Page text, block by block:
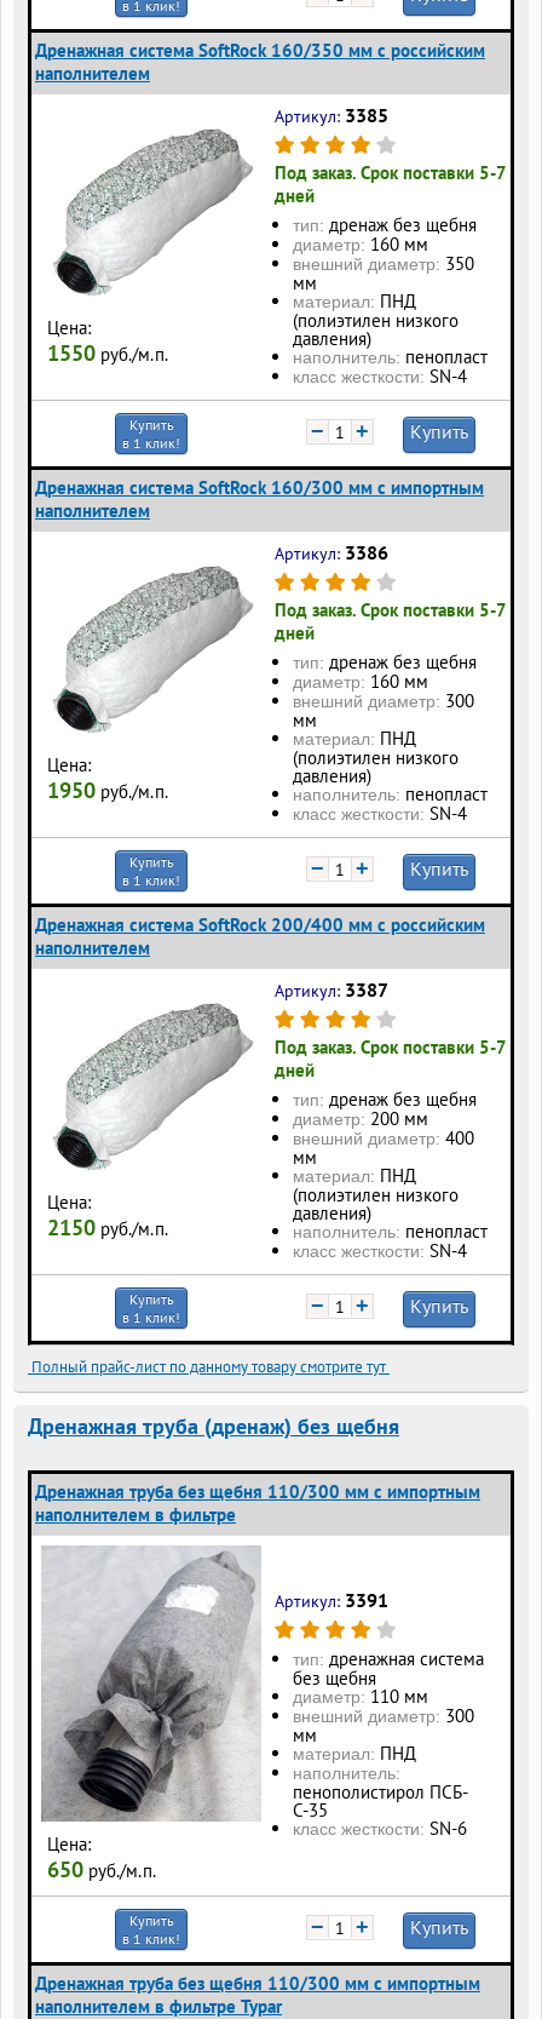
в 1 клик!
Дренажная система SoftRock 160/350 мм c российским
наполнителем
Цена:
1550 руб./м.п.
Артикул: 3385
Под заказ. Срок поставки 5-7
дней
тип: дренаж без щебня
диаметр: 160 мм
внешний диаметр: 350
мм
материал: ПНД
(полиэтилен низкого
давления)
наполнитель: пенопласт
класс жесткости: SN-4
Купить
в 1 клик!
− + Купить
Дренажная система SoftRock 160/300 мм c импортным
наполнителем
Цена:
1950 руб./м.п.
Артикул: 3386
Под заказ. Срок поставки 5-7
дней
тип: дренаж без щебня
диаметр: 160 мм
внешний диаметр: 300
мм
материал: ПНД
(полиэтилен низкого
давления)
наполнитель: пенопласт
класс жесткости: SN-4
Купить
в 1 клик!
− + Купить
Дренажная система SoftRock 200/400 мм c российским
наполнителем
Цена:
2150 руб./м.п.
Артикул: 3387
Под заказ. Срок поставки 5-7
дней
тип: дренаж без щебня
диаметр: 200 мм
внешний диаметр: 400
мм
материал: ПНД
(полиэтилен низкого
давления)
наполнитель: пенопласт
класс жесткости: SN-4
Купить
в 1 клик!
− + Купить
Полный прайс-лист по данному товару смотрите тут
Дренажная труба (дренаж) без щебня
Дренажная труба без щебня 110/300 мм с импортным
наполнителем в фильтре
Цена:
650 руб./м.п.
Артикул: 3391
тип: дренажная система
без щебня
диаметр: 110 мм
внешний диаметр: 300
мм
материал: ПНД
наполнитель:
пенополистирол ПСБ-
С-35
класс жесткости: SN-6
Купить
в 1 клик!
− + Купить
Дренажная труба без щебня 110/300 мм с импортным
наполнителем в фильтре Typar